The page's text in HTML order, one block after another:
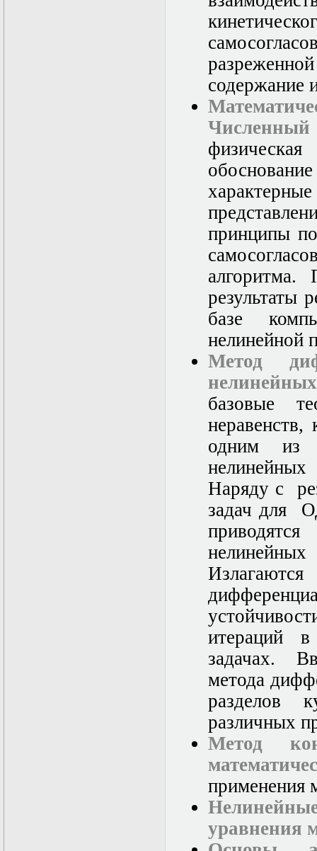
содержание
принципы
алгоритма.
результаты
базе
нелинейной
Метод
базовые
неравенств,
одним из
Наряду с
задач для
итераций в
задачах.
метода
разделов
различных
Метод
применения
уравнения